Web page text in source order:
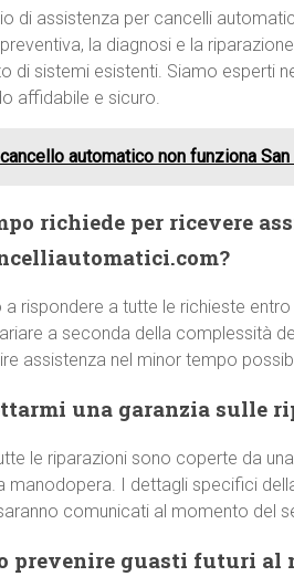
di assistenza per cancelli
la diagnosi e la
di sistemi esistenti. Siamo esperti
affidabile e sicuro.
automatico non funziona
richiede per ricevere
a rispondere a tutte le richieste
a seconda della complessità
assistenza nel minor tempo
una garanzia sulle
le riparazioni sono coperte da
manodopera. I dettagli specifici
comunicati al momento del
prevenire guasti futuri al